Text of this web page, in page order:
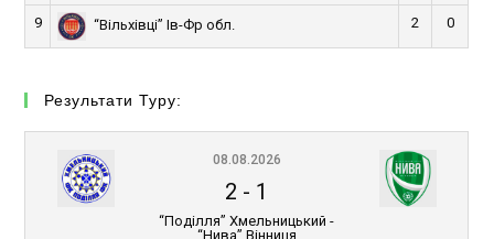
9 “Вільхівці” Ів-Фр обл. 2 0
Результати Туру:
08.08.2026
2 - 1
“Поділля” Хмельницький -
“Нива” Вінниця